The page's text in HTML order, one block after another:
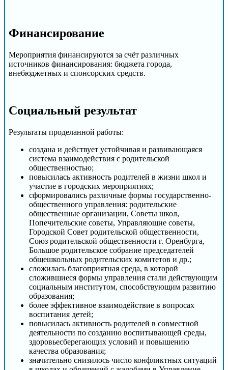
Финансирование
Мероприятия финансируются за счёт различных
источников финансирования: бюджета города,
внебюджетных и спонсорских средств.
Социальный результат
Результаты проделанной работы:
создана и действует устойчивая и развивающаяся
система взаимодействия с родительской
общественностью;
повысилась активность родителей в жизни школ и
участие в городских мероприятиях;
сформировались различные формы государственно-
общественного управления: родительские
общественные организации, Советы школ,
Попечительские советы, Управляющие советы,
Городской Совет родительской общественности,
Союз родительской общественности г. Оренбурга,
Большое родительское собрание председателей
общешкольных родительских комитетов и др.;
сложилась благоприятная среда, в которой
сложившиеся формы управления стали действующим
социальным институтом, способствующим развитию
образования;
более эффективное взаимодействие в вопросах
воспитания детей;
повысилась активность родителей в совместной
деятельности по созданию воспитывающей среды,
здоровьесберегающих условий и повышению
качества образования;
значительно снизилось число конфликтных ситуаций